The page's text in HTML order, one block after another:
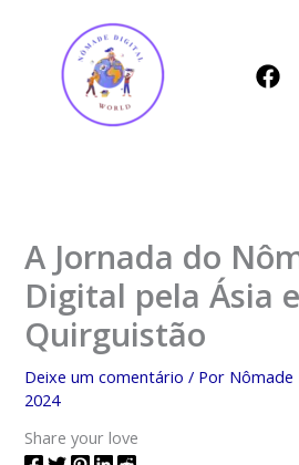
conteúdo
A Jornada do
Digital pela Ásia
Quirguistão
Deixe um comentário / Por
2024
Share your love